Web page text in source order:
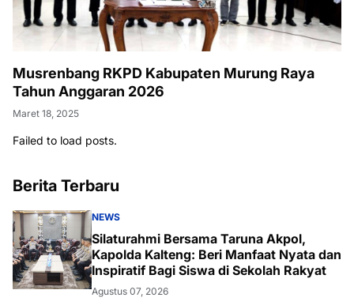
Musrenbang RKPD Kabupaten Murung Raya
Tahun Anggaran 2026
Maret 18, 2025
Failed to load posts.
Berita Terbaru
NEWS
Silaturahmi Bersama Taruna Akpol,
Kapolda Kalteng: Beri Manfaat Nyata dan
Inspiratif Bagi Siswa di Sekolah Rakyat
Agustus 07, 2026